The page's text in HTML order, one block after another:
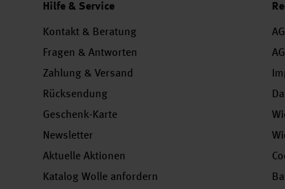
Hilfe & Service
Kontakt & Beratung
Fragen & Antworten
Zahlung & Versand
Rücksendung
Geschenk-Karte
Newsletter
Aktuelle Aktionen
Katalog Wolle anfordern